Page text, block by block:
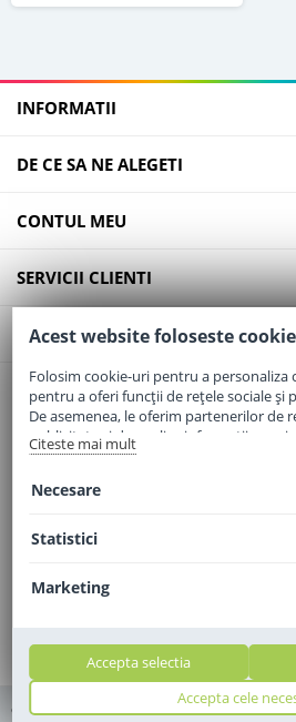
INFORMATII
DE CE SA NE ALEGETI
CONTUL MEU
SERVICII CLIENTI
CONTACT
Email:office@elaptepraf.ro
Telefon:0745-964-449
Adresa:Sos. Borsului, Nr. 20, Oradea, Jud.
© 2010 - 2010 - 2026 elaptepraf.ro. Toate
Acest website foloseste
Folosim cookie-uri pentru a
pentru a oferi funcții de rețele sociale și
De asemenea, le oferim partenerilor de
publicitate și de analize informații cu
folosiți site-ul nostru. Aceștia le pot
Citeste mai mult
Necesare
Statistici
Marketing
Accepta cele
Accepta selectia